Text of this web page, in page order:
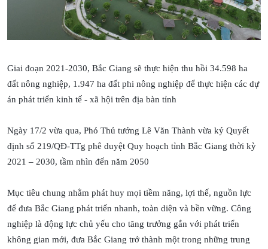
Giai đoạn 2021-2030, Bắc Giang sẽ thực hiện thu hồi 34.598 ha
đất nông nghiệp, 1.947 ha đất phi nông nghiệp để thực hiện các dự
án phát triển kinh tế - xã hội trên địa bàn tỉnh
Ngày 17/2 vừa qua, Phó Thủ tướng Lê Văn Thành vừa ký Quyết
định số 219/QĐ-TTg phê duyệt Quy hoạch tỉnh Bắc Giang thời kỳ
2021 – 2030, tầm nhìn đến năm 2050
Mục tiêu chung nhằm phát huy mọi tiềm năng, lợi thế, nguồn lực
để đưa Bắc Giang phát triển nhanh, toàn diện và bền vững. Công
nghiệp là động lực chủ yếu cho tăng trưởng gắn với phát triển
không gian mới, đưa Bắc Giang trở thành một trong những trung